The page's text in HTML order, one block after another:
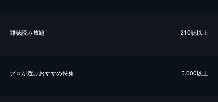
雑誌読み放題 210誌以上
プロが選ぶおすすめ特集 5,000以上